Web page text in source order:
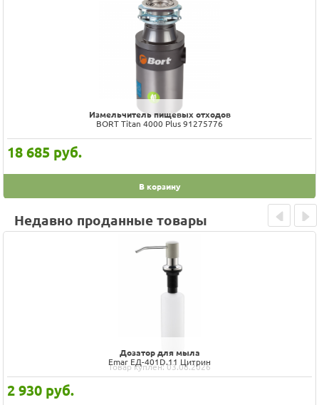
Измельчитель пищевых отходов
BORT Titan 4000 Plus 91275776
18 685 руб.
В корзину
Недавно проданные товары
Дозатор для моющего средства
Omoikiri OM-05-LG светлое золото 4995075
Товар куплен: 31.07.2026
10 188руб.
Prev Next